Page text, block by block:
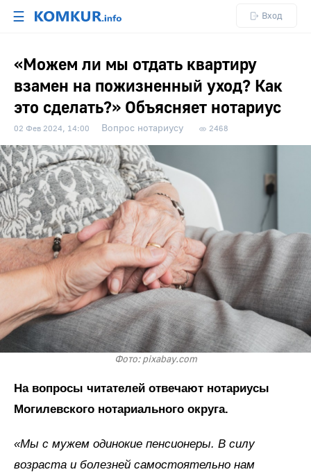
☰ Вход
«Можем ли мы отдать квартиру
взамен на пожизненный уход? Как
это сделать?» Объясняет нотариус
02 Фев 2024, 14:00 Вопрос нотариусу 2468
Фото: pixabay.com
На вопросы читателей отвечают нотариусы
Могилевского нотариального округа.
«Мы с мужем одинокие пенсионеры. В силу
возраста и болезней самостоятельно нам